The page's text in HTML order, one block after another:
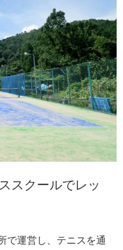
スクールでレッ
で運営し、テニスを通